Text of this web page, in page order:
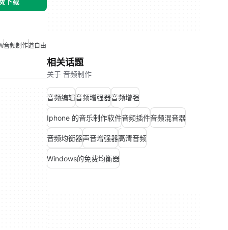
音频制作道自由
相关话题
关于 音频制作
音频编辑音频增强器音频增强
Iphone 的音乐制作软件音频插件音频混音器
音频均衡器声音增强器高清音频
Windows的免费均衡器